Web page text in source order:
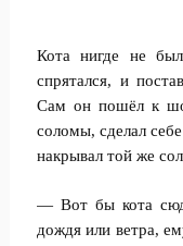
Кота нигде не
спрятался, и
Сам он пошёл к
соломы, сделал
накрывал той же
— Вот бы кота
дождя или ветра,